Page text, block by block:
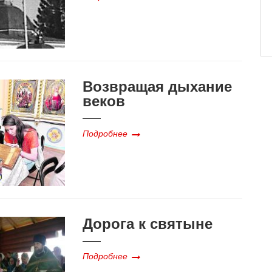
Возвращая дыхание
веков
Подробнее
Дорога к святыне
Подробнее